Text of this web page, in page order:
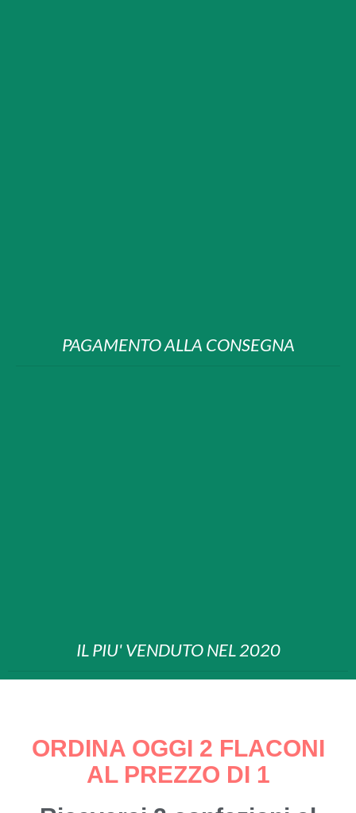
PAGAMENTO ALLA CONSEGNA
IL PIU' VENDUTO NEL 2020
ORDINA OGGI 2 FLACONI
AL PREZZO DI 1